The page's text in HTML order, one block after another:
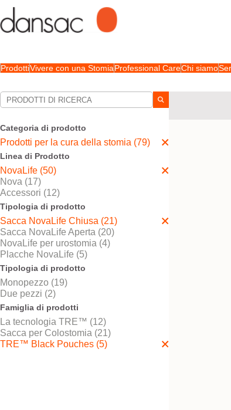
ProdottiVivere con una StomiaProfessional CareChi siamo
Categoria di prodotto
Prodotti per la cura della stomia (79)
Linea di Prodotto
NovaLife (50)
Nova (17)
Accessori (12)
Tipologia di prodotto
Sacca NovaLife Chiusa (21)
Sacca NovaLife Aperta (20)
NovaLife per urostomia (4)
Placche NovaLife (5)
Tipologia di prodotto
Monopezzo (19)
Due pezzi (2)
Famiglia di prodotti
La tecnologia TRE™ (12)
Sacca per Colostomia (21)
TRE™ Black Pouches (5)